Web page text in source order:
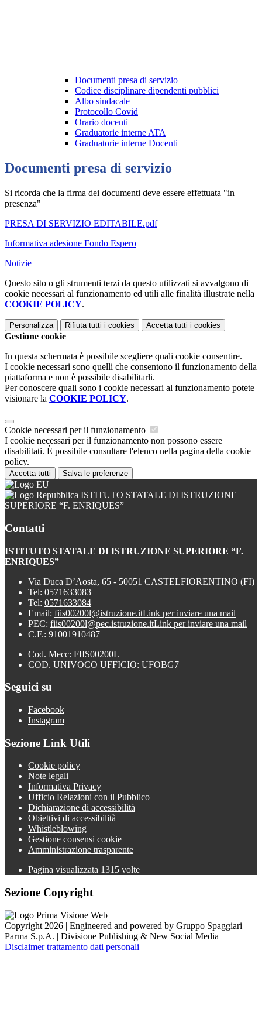
Documenti presa di servizio
Codice disciplinare dipendenti pubblici
Albo sindacale
Protocollo Covid
Orario docenti
Graduatorie interne ATA
Graduatorie interne Docenti
Documenti presa di servizio
Si ricorda che la firma dei documenti deve essere effettuata "in
presenza"
PRESA DI SERVIZIO EDITABILE.pdf
Informativa adesione Fondo Espero
Notizie
Questo sito o gli strumenti terzi da questo utilizzati si avvalgono di
cookie necessari al funzionamento ed utili alle finalità illustrate nella
COOKIE POLICY.
Personalizza Rifiuta tutti i cookies Accetta tutti i cookies
Gestione cookie
In questa schermata è possibile scegliere quali cookie consentire.
I cookie necessari sono quelli che consentono il funzionamento della
piattaforma e non è possibile disabilitarli.
Per conoscere quali sono i cookie necessari al funzionamento potete
visionare la COOKIE POLICY.
Cookie necessari per il funzionamento
I cookie necessari per il funzionamento non possono essere
disabilitati. È possibile consultare l'elenco nella pagina della cookie
policy.
Accetta tutti Salva le preferenze
ISTITUTO STATALE DI ISTRUZIONE
SUPERIORE “F. ENRIQUES”
Contatti
ISTITUTO STATALE DI ISTRUZIONE SUPERIORE “F.
ENRIQUES”
Via Duca D’Aosta, 65 - 50051 CASTELFIORENTINO (FI)
Tel: 0571633083
Tel: 0571633084
Email: fiis00200l@istruzione.itLink per inviare una mail
PEC: fiis00200l@pec.istruzione.itLink per inviare una mail
C.F.: 91001910487
Cod. Mecc: FIIS00200L
COD. UNIVOCO UFFICIO: UFOBG7
Seguici su
Facebook
Instagram
Sezione Link Utili
Cookie policy
Note legali
Informativa Privacy
Ufficio Relazioni con il Pubblico
Dichiarazione di accessibilità
Obiettivi di accessibilità
Whistleblowing
Gestione consensi cookie
Amministrazione trasparente
Pagina visualizzata 1315 volte
Sezione Copyright
Copyright 2026 | Engineered and powered by Gruppo Spaggiari
Parma S.p.A. | Divisione Publishing & New Social Media
Disclaimer trattamento dati personali